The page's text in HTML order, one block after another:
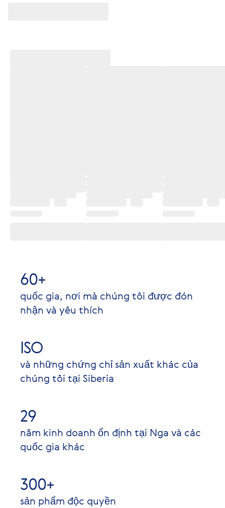
60+
quốc gia, nơi mà chúng tôi được đón
nhận và yêu thích
ISO
và những chứng chỉ sản xuất khác của
chúng tôi tại Siberia
29
năm kinh doanh ổn định tại Nga và các
quốc gia khác
300+
sản phẩm độc quyền